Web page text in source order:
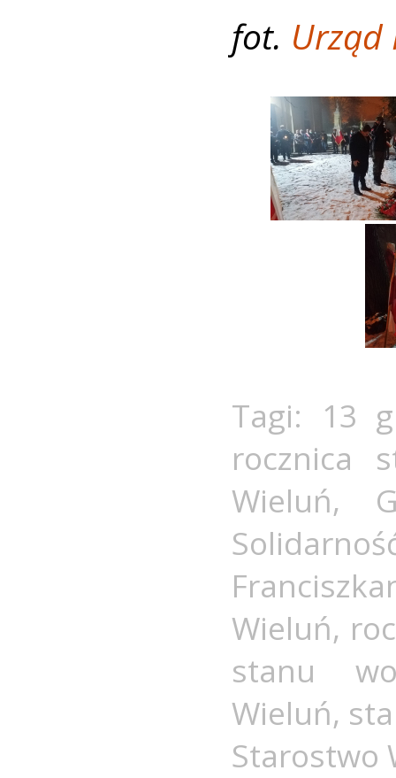
fot. Urząd
Tagi: 13
rocznica
Wieluń,
Wieluń,
stanu
Wieluń,
Starostwo